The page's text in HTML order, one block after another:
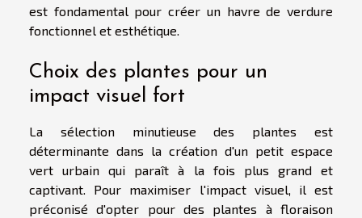
est fondamental pour créer un havre de verdure
fonctionnel et esthétique.
Choix des plantes pour un
impact visuel fort
La sélection minutieuse des plantes est
déterminante dans la création d'un petit espace
vert urbain qui paraît à la fois plus grand et
captivant. Pour maximiser l'impact visuel, il est
préconisé d'opter pour des plantes à floraison